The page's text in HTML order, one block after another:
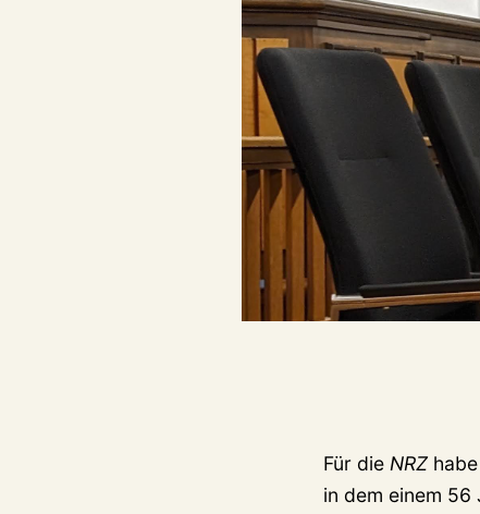
Für die NRZ
in dem einem